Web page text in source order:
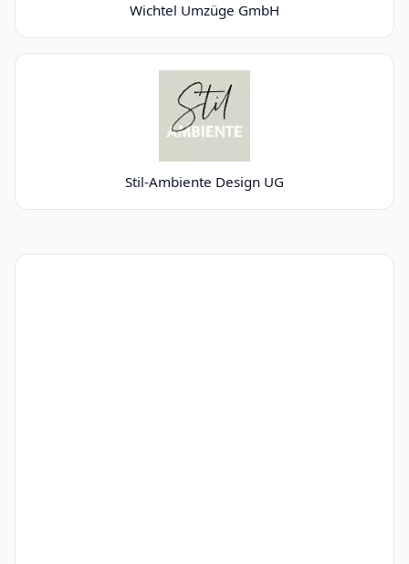
Wichtel Umzüge GmbH
Stil-Ambiente Design UG